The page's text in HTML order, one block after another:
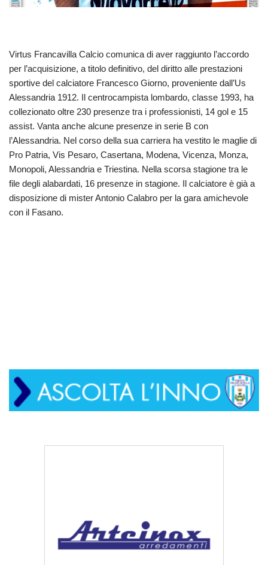
Virtus Francavilla Calcio comunica di aver raggiunto l’accordo
per l’acquisizione, a titolo definitivo, del diritto alle prestazioni
sportive del calciatore Francesco Giorno, proveniente dall’Us
Alessandria 1912. Il centrocampista lombardo, classe 1993, ha
collezionato oltre 230 presenze tra i professionisti, 14 gol e 15
assist. Vanta anche alcune presenze in serie B con
l’Alessandria. Nel corso della sua carriera ha vestito le maglie di
Pro Patria, Vis Pesaro, Casertana, Modena, Vicenza, Monza,
Monopoli, Alessandria e Triestina. Nella scorsa stagione tra le
file degli alabardati, 16 presenze in stagione. Il calciatore è già a
disposizione di mister Antonio Calabro per la gara amichevole
con il Fasano.